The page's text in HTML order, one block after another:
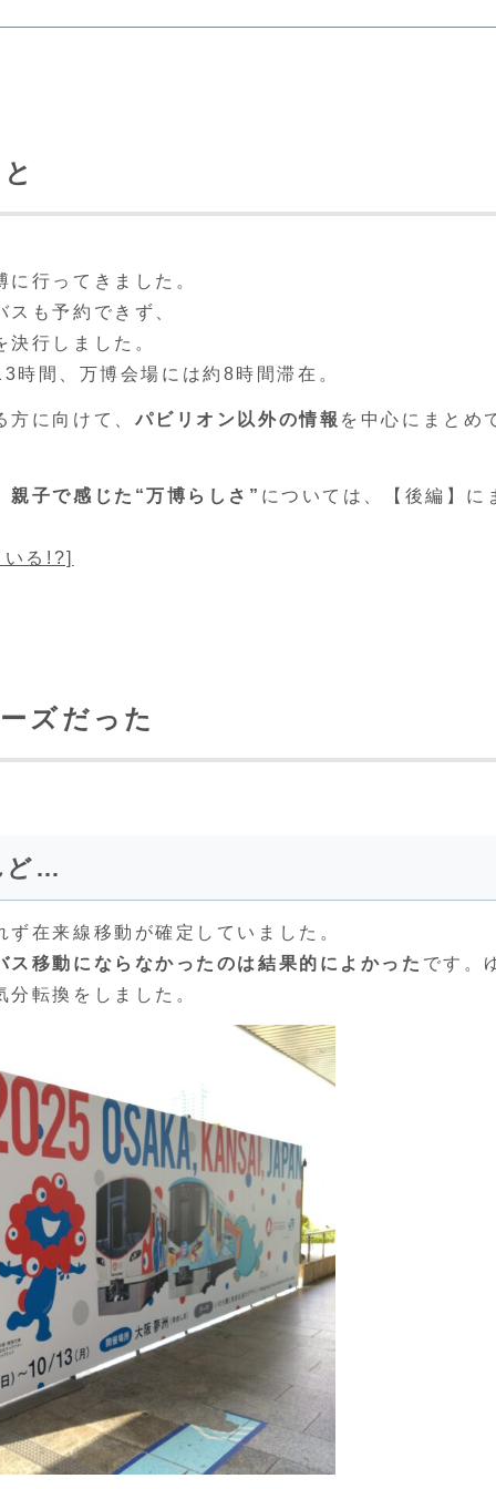
行ってきました。
も予約できず、
行しました。
間、万博会場には約8時間滞在。
に向けて、 パビリオン以外の情報 を中心にまとめ
親子で感じた“万博らしさ” については、【後編】に
いる!?]
ズだった
ど…
在来線移動が確定していました。
ス移動にならなかったのは結果的によかった です。
転換をしました。